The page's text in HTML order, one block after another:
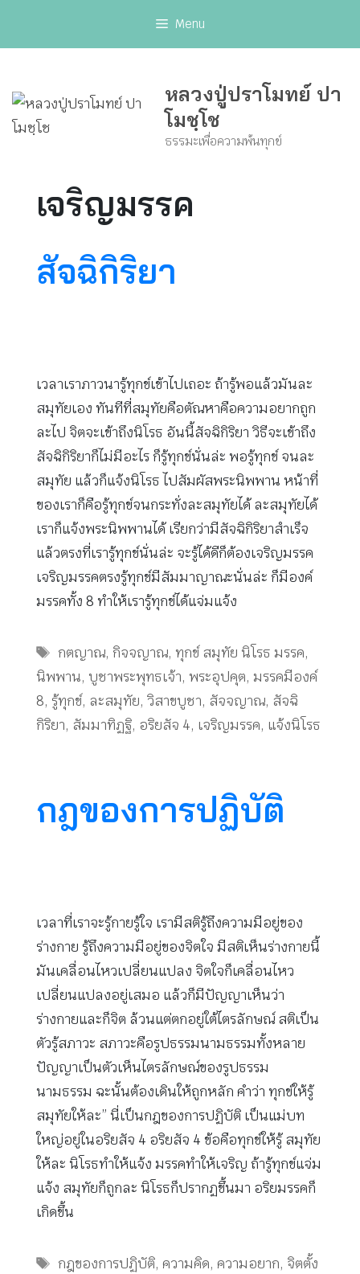
Menu
หลวงปู่ปราโมทย์ ปา
โมชฺโช
ธรรมะเพื่อความพ้นทุกข์
เจริญมรรค
สัจฉิกิริยา
เวลาเราภาวนารู้ทุกข์เข้าไปเถอะ ถ้ารู้พอแล้วมันละ
สมุทัยเอง ทันทีที่สมุทัยคือตัณหาคือความอยากถูก
ละไป จิตจะเข้าถึงนิโรธ อันนี้สัจฉิกิริยา วิธีจะเข้าถึง
สัจฉิกิริยาก็ไม่มีอะไร ก็รู้ทุกข์นั่นล่ะ พอรู้ทุกข์ จนละ
สมุทัย แล้วก็แจ้งนิโรธ ไปสัมผัสพระนิพพาน หน้าที่
ของเราก็คือรู้ทุกข์จนกระทั่งละสมุทัยได้ ละสมุทัยได้
เราก็แจ้งพระนิพพานได้ เรียกว่ามีสัจฉิกิริยาสำเร็จ
แล้วตรงที่เรารู้ทุกข์นั่นล่ะ จะรู้ได้ดีก็ต้องเจริญมรรค
เจริญมรรคตรงรู้ทุกข์มีสัมมาญาณะนั่นล่ะ ก็มีองค์
มรรคทั้ง 8 ทำให้เรารู้ทุกข์ได้แจ่มแจ้ง
Tags
กตญาณ, กิจจญาณ, ทุกข์ สมุทัย นิโรธ มรรค,
นิพพาน, บูชาพระพุทธเจ้า, พระอุปคุต, มรรคมีองค์
8, รู้ทุกข์, ละสมุทัย, วิสาขบูชา, สัจจญาณ, สัจฉิ
กิริยา, สัมมาทิฏฐิ, อริยสัจ 4, เจริญมรรค, แจ้งนิโรธ
กฎของการปฏิบัติ
เวลาที่เราจะรู้กายรู้ใจ เรามีสติรู้ถึงความมีอยู่ของ
ร่างกาย รู้ถึงความมีอยู่ของจิตใจ มีสติเห็นร่างกายนี้
มันเคลื่อนไหวเปลี่ยนแปลง จิตใจก็เคลื่อนไหว
เปลี่ยนแปลงอยู่เสมอ แล้วก็มีปัญญาเห็นว่า
ร่างกายและก็จิต ล้วนแต่ตกอยู่ใต้ไตรลักษณ์ สติเป็น
ตัวรู้สภาวะ สภาวะคือรูปธรรมนามธรรมทั้งหลาย
ปัญญาเป็นตัวเห็นไตรลักษณ์ของรูปธรรม
นามธรรม ฉะนั้นต้องเดินให้ถูกหลัก คำว่า ทุกข์ให้รู้
สมุทัยให้ละ” นี่เป็นกฎของการปฏิบัติ เป็นแม่บท
ใหญ่อยู่ในอริยสัจ 4 อริยสัจ 4 ข้อคือทุกข์ให้รู้ สมุทัย
ให้ละ นิโรธทำให้แจ้ง มรรคทำให้เจริญ ถ้ารู้ทุกข์แจ่ม
แจ้ง สมุทัยก็ถูกละ นิโรธก็ปรากฏขึ้นมา อริยมรรคก็
เกิดขึ้น
Tags
กฎของการปฏิบัติ,ความคิด,ความอยาก, จิตตั้ง